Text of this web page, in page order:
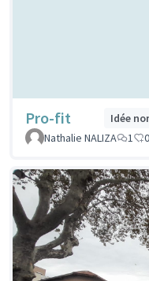
Pro-fit
Idée
Nathalie NALIZA
1 0